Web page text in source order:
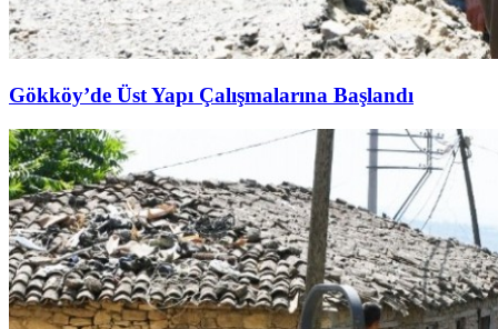
Gökköy’de Üst Yapı Çalışmalarına Başlandı